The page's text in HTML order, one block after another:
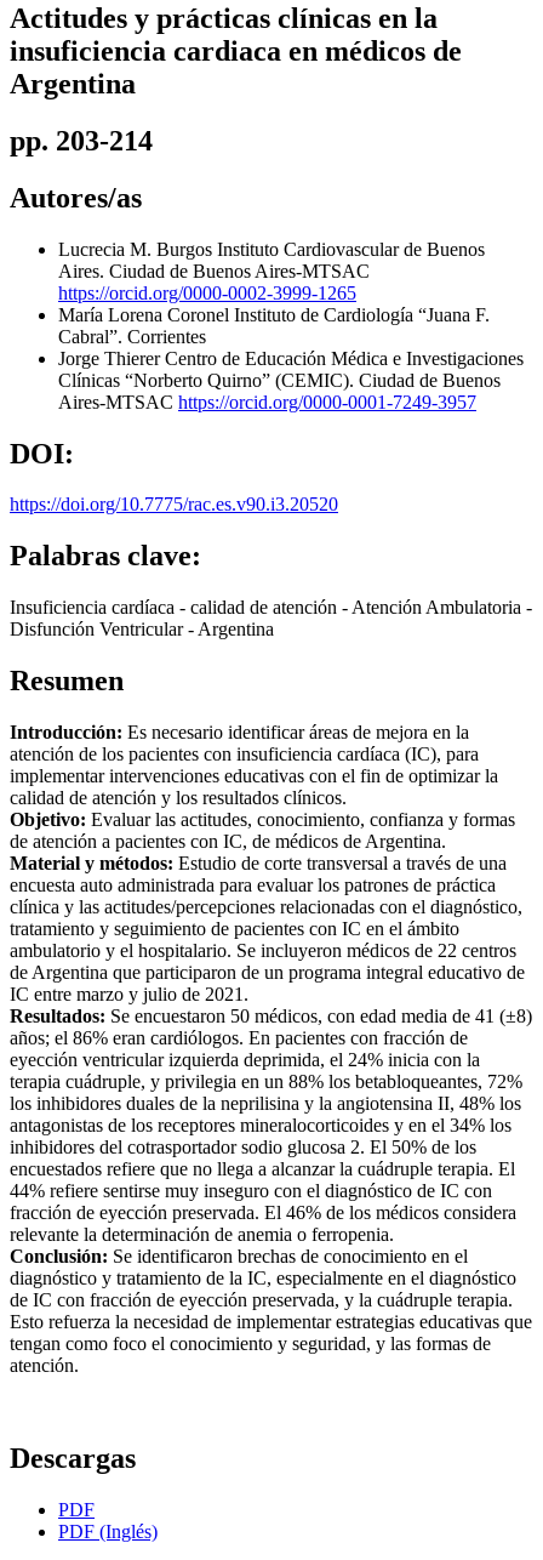
Actitudes y prácticas clínicas en la
insuficiencia cardiaca en médicos de
Argentina
pp. 203-214
Autores/as
Lucrecia M. Burgos Instituto Cardiovascular de Buenos
Aires. Ciudad de Buenos Aires-MTSAC
https://orcid.org/0000-0002-3999-1265
María Lorena Coronel Instituto de Cardiología “Juana F.
Cabral”. Corrientes
Jorge ThiererCentro de Educación Médica e Investigaciones
Clínicas “Norberto Quirno” (CEMIC). Ciudad de Buenos
Aires-MTSAC https://orcid.org/0000-0001-7249-3957
DOI:
https://doi.org/10.7775/rac.es.v90.i3.20520
Palabras clave:
Insuficiencia cardíaca - calidad de atención - Atención Ambulatoria -
Disfunción Ventricular - Argentina
Resumen
Introducción: Es necesario identificar áreas de mejora en la
atención de los pacientes con insuficiencia cardíaca (IC), para
implementar intervenciones educativas con el fin de optimizar la
calidad de atención y los resultados clínicos.
Objetivo: Evaluar las actitudes, conocimiento, confianza y formas
de atención a pacientes con IC, de médicos de Argentina.
Material y métodos: Estudio de corte transversal a través de una
encuesta auto administrada para evaluar los patrones de práctica
clínica y las actitudes/percepciones relacionadas con el diagnóstico,
tratamiento y seguimiento de pacientes con IC en el ámbito
ambulatorio y el hospitalario. Se incluyeron médicos de 22 centros
de Argentina que participaron de un programa integral educativo de
IC entre marzo y julio de 2021.
Resultados: Se encuestaron 50 médicos, con edad media de 41 (±8)
años; el 86% eran cardiólogos. En pacientes con fracción de
eyección ventricular izquierda deprimida, el 24% inicia con la
terapia cuádruple, y privilegia en un 88% los betabloqueantes, 72%
los inhibidores duales de la neprilisina y la angiotensina II, 48% los
antagonistas de los receptores mineralocorticoides y en el 34% los
inhibidores del cotrasportador sodio glucosa 2. El 50% de los
encuestados refiere que no llega a alcanzar la cuádruple terapia. El
44% refiere sentirse muy inseguro con el diagnóstico de IC con
fracción de eyección preservada. El 46% de los médicos considera
relevante la determinación de anemia o ferropenia.
Conclusión: Se identificaron brechas de conocimiento en el
diagnóstico y tratamiento de la IC, especialmente en el diagnóstico
de IC con fracción de eyección preservada, y la cuádruple terapia.
Esto refuerza la necesidad de implementar estrategias educativas que
tengan como foco el conocimiento y seguridad, y las formas de
atención.
Descargas
PDF
PDF (Inglés)